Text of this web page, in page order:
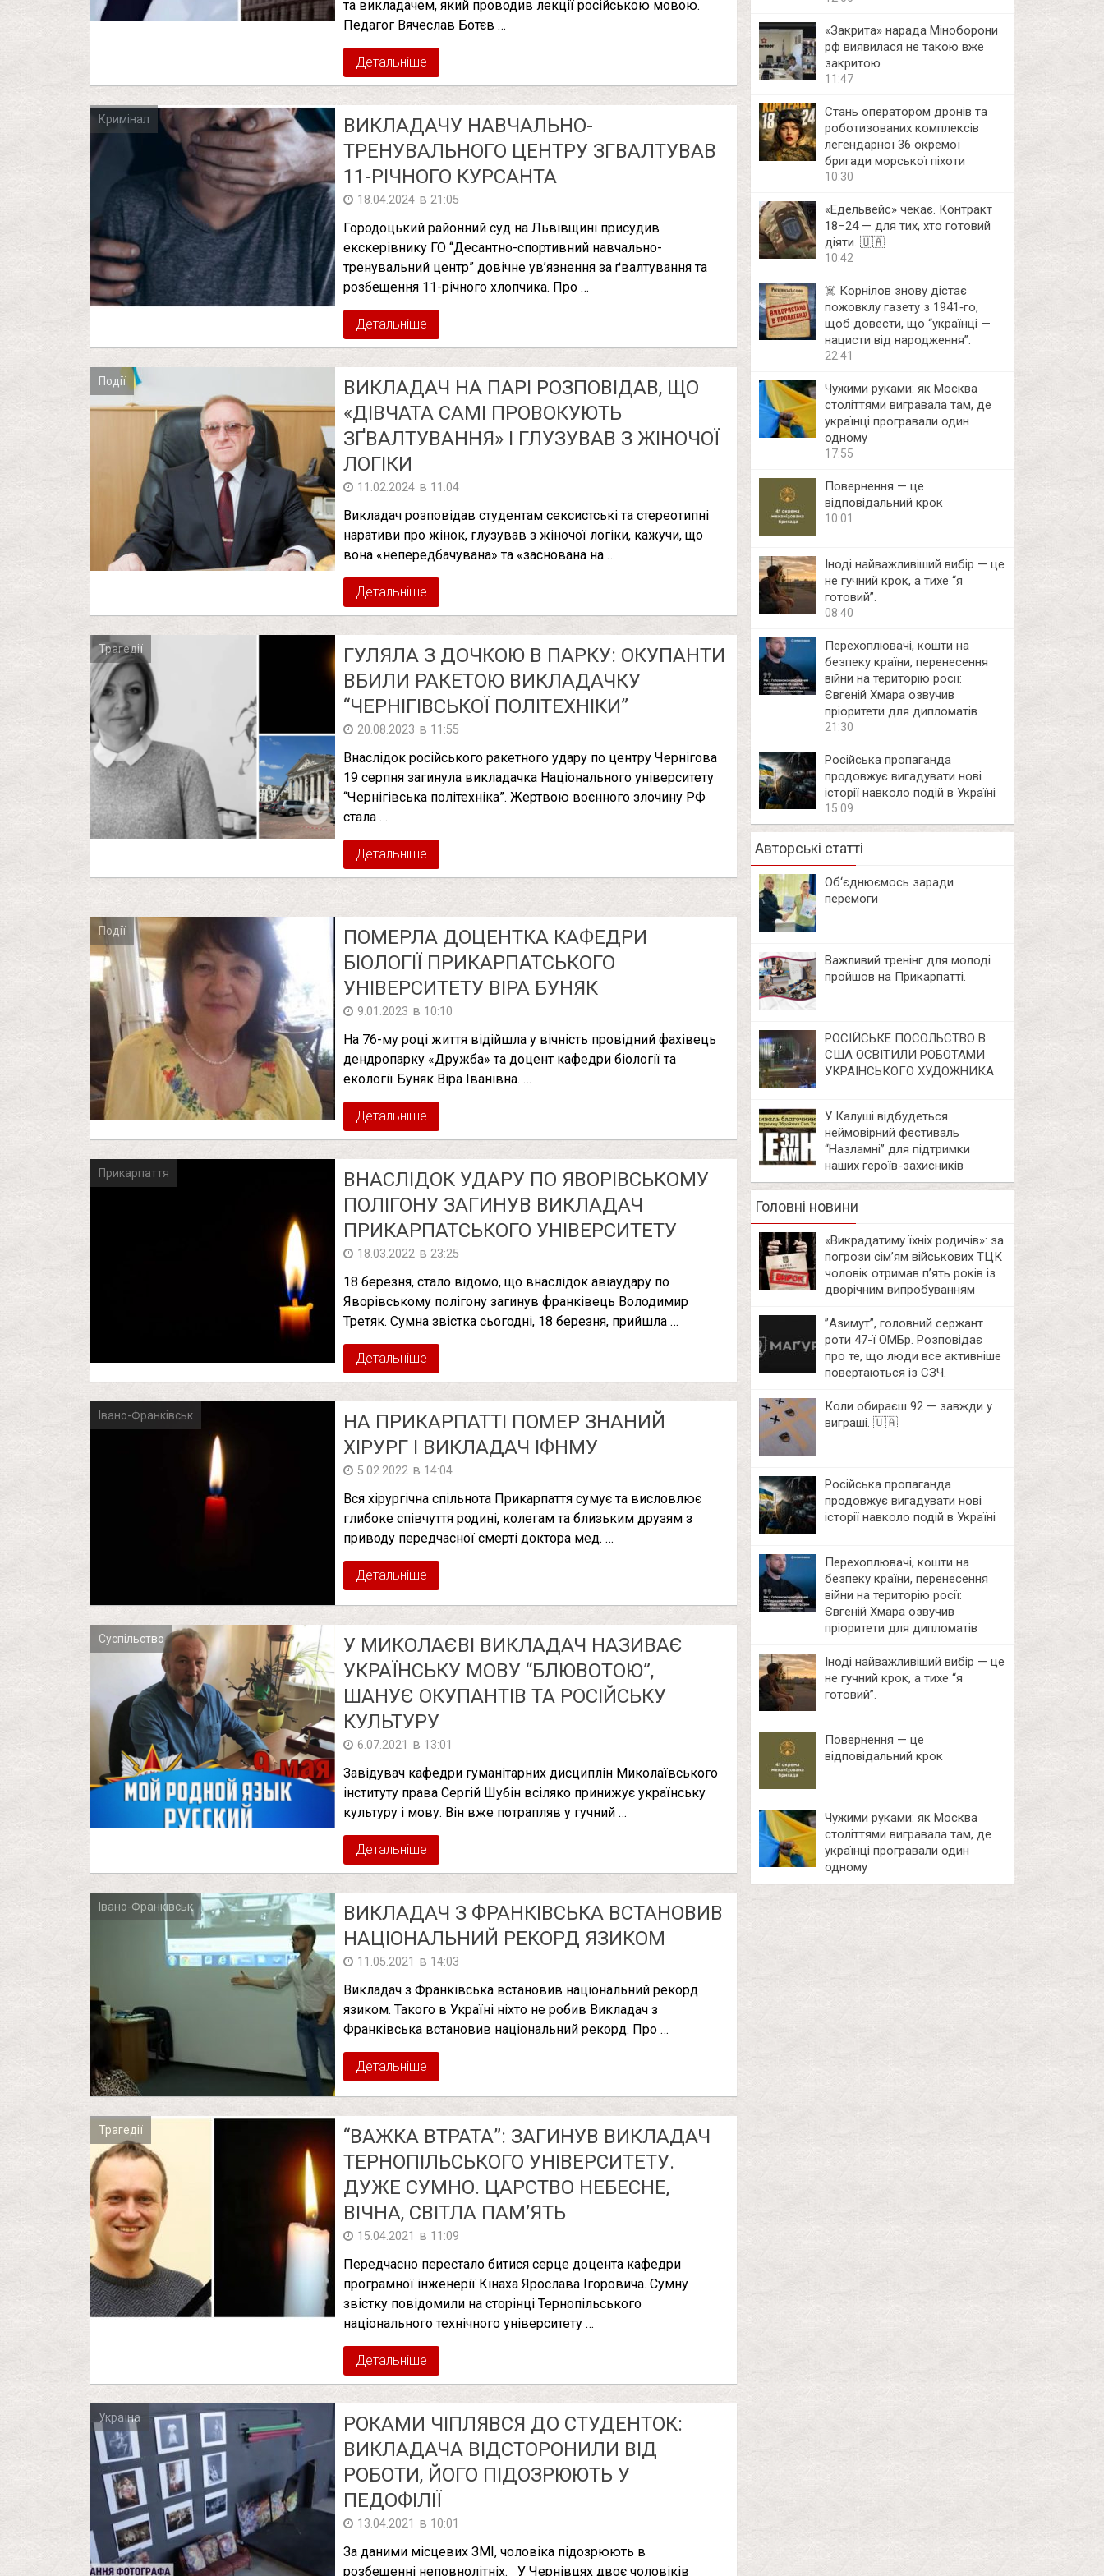
та викладачем, який проводив лекції російською мовою.
Педагог Вячеслав Ботєв …
Детальніше
Кримінал
ВИКЛАДАЧУ НАВЧАЛЬНО-
ТРЕНУВАЛЬНОГО ЦЕНТРУ ЗГВAЛТУВAВ
11-РІЧНОГО КУРСАНТА
18.04.2024 в 21:05
Городоцький районний суд на Львівщині присудив
екскерівнику ГО “Десантно-спортивний навчально-
тренувальний центр” довічне ув’язнення за ґвалтування та
розбещення 11-річного хлопчика. Про …
Детальніше
Події
ВИКЛАДАЧ НА ПАРІ РОЗПОВІДАВ, ЩО
«ДІВЧАТА САМІ ПРОВОКУЮТЬ
ЗҐВAЛТУВAННЯ» І ГЛУЗУВАВ З ЖІНОЧОЇ
ЛОГІКИ
11.02.2024 в 11:04
Викладач розповідав студентам сексистські та стереотипні
наративи про жінок, глузував з жіночої логіки, кажучи, що
вона «непередбачувана» та «заснована на …
Детальніше
Трагедії
ГУЛЯЛА З ДОЧКОЮ В ПАРКУ: ОКУПАНТИ
ВБИЛИ РАКЕТОЮ ВИКЛАДАЧКУ
“ЧЕРНІГІВСЬКОЇ ПОЛІТЕХНІКИ”
20.08.2023 в 11:55
Внаслідок російського ракетного удару по центру Чернігова
19 серпня загинула викладачка Національного університету
“Чернігівська політехніка”. Жертвою воєнного злочину РФ
стала …
Детальніше
Події
ПОМЕРЛА ДОЦЕНТКА КАФЕДРИ
БІОЛОГІЇ ПРИКАРПАТСЬКОГО
УНІВЕРСИТЕТУ ВІРА БУНЯК
9.01.2023 в 10:10
На 76-му році життя відійшла у вічність провідний фахівець
дендропарку «Дружба» та доцент кафедри біології та
екології Буняк Віра Іванівна. …
Детальніше
Прикарпаття
ВНАСЛІДОК УДАРУ ПО ЯВОРІВСЬКОМУ
ПОЛІГОНУ ЗАГИНУВ ВИКЛАДАЧ
ПРИКАРПАТСЬКОГО УНІВЕРСИТЕТУ
18.03.2022 в 23:25
18 березня, стало відомо, що внаслідок авіаудару по
Яворівському полігону загинув франківець Володимир
Третяк. Сумна звістка сьогодні, 18 березня, прийшла …
Детальніше
Івано-Франківськ
НА ПРИКАРПАТТІ ПОМЕР ЗНАНИЙ
ХІРУРГ І ВИКЛАДАЧ ІФНМУ
5.02.2022 в 14:04
Вся хірургічна спільнота Прикарпаття сумує та висловлює
глибоке співчуття родині, колегам та близьким друзям з
приводу передчасної смерті доктора мед. …
Детальніше
Суспільство
У МИКОЛАЄВІ ВИКЛАДАЧ НАЗИВАЄ
УКРАЇНСЬКУ МОВУ “БЛЮВОТОЮ”,
ШАНУЄ ОКУПАНТІВ ТА РОСІЙСЬКУ
КУЛЬТУРУ
6.07.2021 в 13:01
Завідувач кафедри гуманітарних дисциплін Миколаївського
інституту права Сергій Шубін всіляко принижує українську
культуру і мову. Він вже потрапляв у гучний …
Детальніше
Івано-Франківськ
ВИКЛАДАЧ З ФРАНКІВСЬКА ВСТАНОВИВ
НАЦІОНАЛЬНИЙ РЕКОРД ЯЗИКОМ
11.05.2021 в 14:03
Викладач з Франківська встановив національний рекорд
язиком. Такого в Україні ніхто не робив Викладач з
Франківська встановив національний рекорд. Про …
Детальніше
Трагедії
“ВАЖКА ВТРАТА”: ЗАГИНУВ ВИКЛАДАЧ
ТЕРНОПІЛЬСЬКОГО УНІВЕРСИТЕТУ.
ДУЖЕ СУМНО. ЦАРСТВО НЕБЕСНЕ,
ВІЧНА, СВІТЛА ПАМ’ЯТЬ
15.04.2021 в 11:09
Передчасно перестало битися серце доцента кафедри
програмної інженерії Кінаха Ярослава Ігоровича. Сумну
звістку повідомили на сторінці Тернопільського
національного технічного університету …
Детальніше
Україна
РОКАМИ ЧІПЛЯВСЯ ДО СТУДЕНТОК:
ВИКЛАДАЧА ВІДСТОРОНИЛИ ВІД
РОБОТИ, ЙОГО ПІДОЗРЮЮТЬ У
ПЕДОФІЛІЇ
13.04.2021 в 10:01
За даними місцевих ЗМІ, чоловіка підозрюють в
розбещенні неповнолітніх. У Чернівцях двоє чоловіків
«Закрита» нарада Міноборони
рф виявилася не такою вже
закритою
11:47
Стань оператором дронів та
роботизованих комплексів
легендарної 36 окремої
бригади морської піхоти
10:30
«Едельвейс» чекає. Контракт
18–24 — для тих, хто готовий
діяти. 🇺🇦
10:42
☠️ Корнілов знову дістає
пожовклу газету з 1941‑го,
щоб довести, що “українці —
нацисти від народження”.
22:41
Чужими руками: як Москва
століттями вигравала там, де
українці програвали один
одному
17:55
Повернення — це
відповідальний крок
10:01
Іноді найважливіший вибір — це
не гучний крок, а тихе “я
готовий”.
08:40
Перехоплювачі, кошти на
безпеку країни, перенесення
війни на територію росії:
Євгеній Хмара озвучив
пріоритети для дипломатів
21:30
Російська пропаганда
продовжує вигадувати нові
історії навколо подій в Україні
15:09
Авторські статті
Об‘єднюємось заради
перемоги
Важливий тренінг для молоді
пройшов на Прикарпатті.
РОСІЙСЬКЕ ПОСОЛЬСТВО В
США ОСВІТИЛИ РОБОТАМИ
УКРАЇНСЬКОГО ХУДОЖНИКА
У Калуші відбудеться
неймовірний фестиваль
“Назламні” для підтримки
наших героїв-захисників
Головні новини
«Викрадатиму їхніх родичів»: за
погрози сім’ям військових ТЦК
чоловік отримав п’ять років із
дворічним випробуванням
⁨”Азимут”, головний сержант
роти 47-ї ОМБр. Розповідає
про те, що люди все активніше
повертаються із СЗЧ.
Коли обираєш 92 — завжди у
виграші. 🇺🇦
Російська пропаганда
продовжує вигадувати нові
історії навколо подій в Україні
Перехоплювачі, кошти на
безпеку країни, перенесення
війни на територію росії:
Євгеній Хмара озвучив
пріоритети для дипломатів
Іноді найважливіший вибір — це
не гучний крок, а тихе “я
готовий”.
Повернення — це
відповідальний крок
Чужими руками: як Москва
століттями вигравала там, де
українці програвали один
одному